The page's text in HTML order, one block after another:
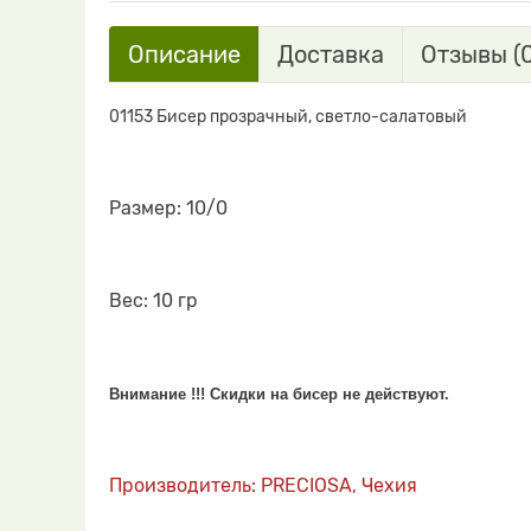
Описание Доставка Отзывы
01153 Бисер прозрачный, светло-салатовый
Размер: 10/0
Вес: 10 гр
Внимание !!! Скидки на бисер не действуют.
Производитель: PRECIOSA, Чехия